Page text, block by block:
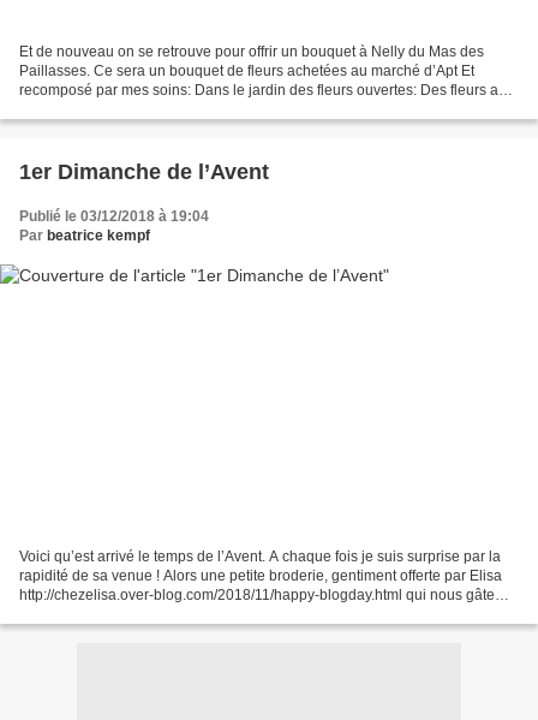
Et de nouveau on se retrouve pour offrir un bouquet à Nelly du Mas des
Paillasses. Ce sera un bouquet de fleurs achetées au marché d’Apt Et
recomposé par mes soins: Dans le jardin des fleurs ouvertes: Des fleurs au
1er Dimanche de l’Avent
Publié le 03/12/2018 à 19:04
Par beatrice kempf
Voici qu’est arrivé le temps de l’Avent. A chaque fois je suis surprise par la
rapidité de sa venue ! Alors une petite broderie, gentiment offerte par Elisa
http://chezelisa.over-blog.com/2018/11/happy-blogday.html qui nous gâte